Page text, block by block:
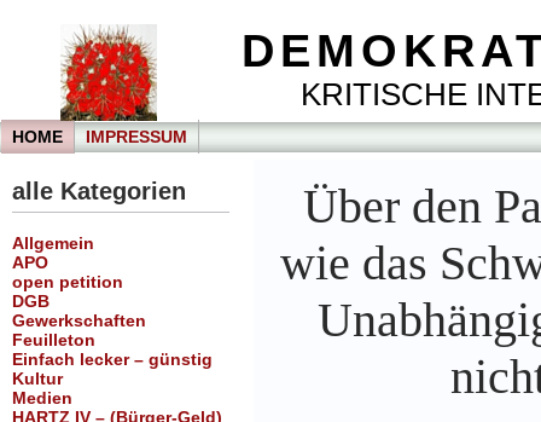
KRITISCHE
HOME IMPRESSUM
alle Kategorien
Allgemein
APO
open petition
DGB
Gewerkschaften
Feuilleton
Einfach lecker – günstig
Kultur
Medien
HARTZ IV – (Bürger-Geld)
Über den
wie das